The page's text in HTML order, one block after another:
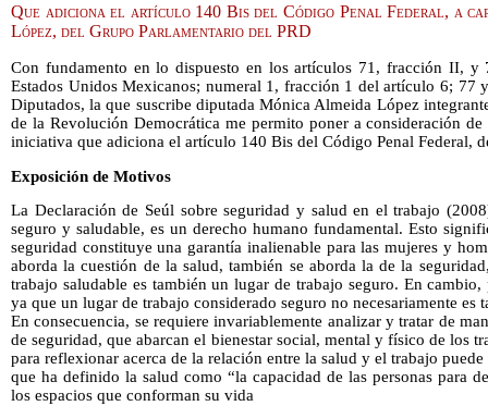
Que adiciona el artículo 140 Bis del Código Penal Federal, a
López, del Grupo Parlamentario del PRD
Con fundamento en lo dispuesto en los artículos 71, fracción II, y
Estados Unidos Mexicanos; numeral 1, fracción 1 del artículo 6; 77
Diputados, la que suscribe diputada Mónica Almeida López
de la Revolución Democrática me permito poner a consideración de
iniciativa que adiciona el artículo 140 Bis del Código Penal Federal,
Exposición de Motivos
La Declaración de Seúl sobre seguridad y salud en el trabajo
seguro y saludable, es un derecho humano fundamental. Esto
seguridad constituye una garantía inalienable para las mujeres y
aborda la cuestión de la salud, también se aborda la de la
trabajo saludable es también un lugar de trabajo seguro. En
ya que un lugar de trabajo considerado seguro no necesariamente es
En consecuencia, se requiere invariablemente analizar y tratar de
de seguridad, que abarcan el bienestar social, mental y físico de los
para reflexionar acerca de la relación entre la salud y el trabajo
que ha definido la salud como “la capacidad de las personas para
los espacios que conforman su vida